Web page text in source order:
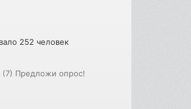
252 человек
(7) Предложи опрос!